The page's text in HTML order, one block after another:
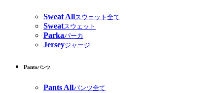
Sweat Allスウェット全て
Sweatスウェット
Parkaパーカ
Jerseyジャージ
Pantsパンツ
Pants Allパンツ全て